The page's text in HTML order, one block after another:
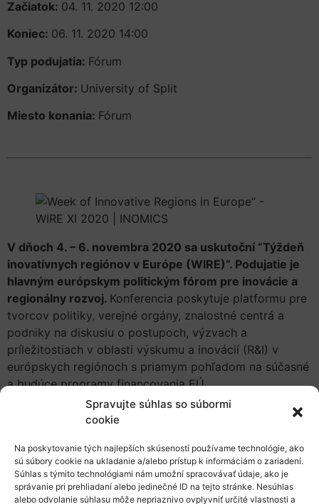
Spravujte súhlas so súbormi
cookie
Na poskytovanie tých najlepších skúseností používame technológie, ako
sú súbory cookie na ukladanie a/alebo prístup k informáciám o zariadení.
Súhlas s týmito technológiami nám umožní spracovávať údaje, ako je
správanie pri prehliadaní alebo jedinečné ID na tejto stránke. Nesúhlas
alebo odvolanie súhlasu môže nepriaznivo ovplyvniť určité vlastnosti a
Začiatok: 04. 11. 2020 12:00
Koniec: 06. 11. 2020 14:00
Typ podujatia: Fórum
Organizátor: University of Split
Miesto konania: Fórum
V dňoch 4. – 6. novembra 2020 sa uskutoční “Týždeň
inovatívnych regiónov v Európe (WIRE)”. Podujatie je
hlavným európskym politickým fórom pre inovácie a
regionálny rozvoj. Konferencia poskytuje platformu pre
tvorcov politiky, verejné orgány, znalostné centrá a
podniky na diskusiu o postupoch, výzvach a
príležitostiach v oblasti výskumu a inovácií (R&I) v
európskych regiónoch s priamym pohľadom na súčasné
a budúce programy financovania EÚ.
V roku 2020 bude 11. ročník „Týždňa inovatívnych
regiónov v Európe“ – WIRE XI 2020 hostiť Univerzita v
Splite (Chorvátsko),Fakulta ekonomiky, podnikania a
cestovného ruchu.Kvôli výnimočným okolnostiam
(COVID-19) bude podujatie organizované online.
Podujatie je organizované v rámci programu